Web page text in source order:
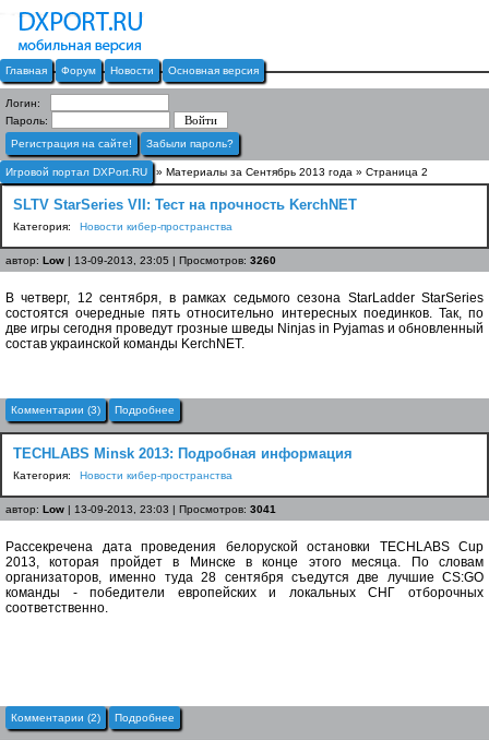
Главная Форум Новости Основная версия
Логин:
Пароль:
Регистрация на сайте!
Забыли пароль?
Игровой портал DXPort.RU » Материалы за Сентябрь 2013 года » Страница 2
SLTV StarSeries VII: Тест на прочность KerchNET
Категория: Новости кибер-пространства
автор: Low | 13-09-2013, 23:05 | Просмотров: 3260
В четверг, 12 сентября, в рамках седьмого сезона StarLadder StarSeries
состоятся очередные пять относительно интересных поединков. Так, по
две игры сегодня проведут грозные шведы Ninjas in Pyjamas и обновленный
состав украинской команды KerchNET.
Комментарии (3) Подробнее
TECHLABS Мinsk 2013: Подробная информация
Категория: Новости кибер-пространства
автор: Low | 13-09-2013, 23:03 | Просмотров: 3041
Рассекречена дата проведения белоруской остановки TECHLABS Cup
2013, которая пройдет в Минске в конце этого месяца. По словам
организаторов, именно туда 28 сентября съедутся две лучшие CS:GO
команды - победители европейских и локальных СНГ отборочных
соответственно.
Комментарии (2) Подробнее